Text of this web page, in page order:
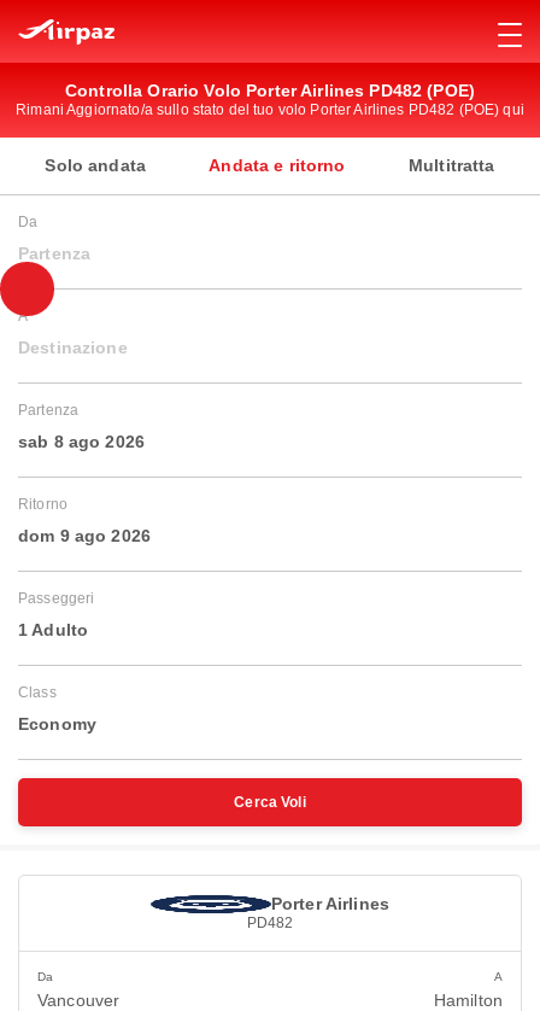
Controlla Orario Volo Porter Airlines PD482 (POE)
Rimani Aggiornato/a sullo stato del tuo volo Porter Airlines PD482 (POE) qui
Solo andata Andata e ritorno Multitratta
Da
Partenza
A
Destinazione
Partenza
sab 8 ago 2026
Ritorno
dom 9 ago 2026
Passeggeri
1 Adulto
Class
Economy
Cerca Voli
Porter Airlines
PD482
Da
Vancouver
A
Hamilton